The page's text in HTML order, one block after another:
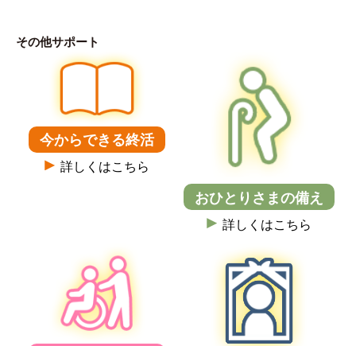
その他サポート
今からできる終活
詳しくはこちら
おひとりさまの備え
詳しくはこちら